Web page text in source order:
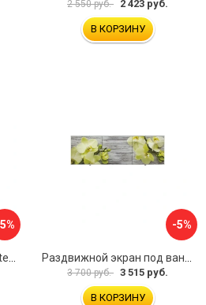
2 550 руб. 2 423 руб.
В КОРЗИНУ
-5%
3 700 руб. 3 515 руб.
В КОРЗИНУ